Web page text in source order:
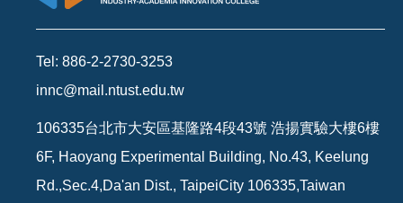
Tel: 886-2-2730-3253
innc@mail.ntust.edu.tw
106335台北市大安區基隆路4段43號 浩揚實驗大樓6樓
6F, Haoyang Experimental Building, No.43, Keelung
Rd.,Sec.4,Da'an Dist., TaipeiCity 106335,Taiwan